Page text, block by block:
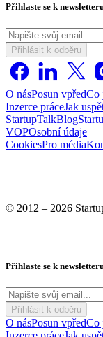
Přihlaste se k
Přihlásit k odběru
O násPosun vpředCo
Inzerce práceJak
StartupTalkBlog
VOPOsobní údaje
CookiesPro média
© 2012 – 2026
Přihlaste se k
Přihlásit k odběru
O násPosun vpředCo